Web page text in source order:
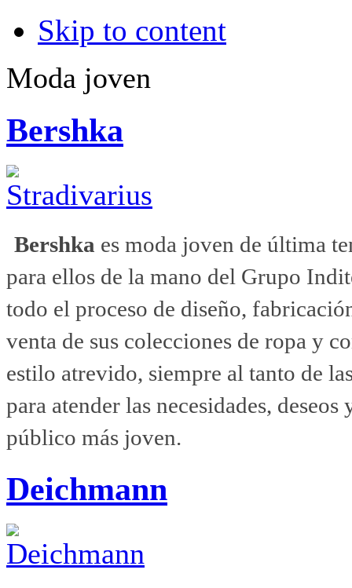
Skip to content
Moda joven
Bershka
Bershka es moda joven de última
para ellos de la mano del Grupo
todo el proceso de diseño,
venta de sus colecciones de ropa y
estilo atrevido, siempre al tanto de
para atender las necesidades, deseos
público más joven.
Deichmann